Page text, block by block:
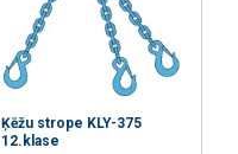
Ķēžu strope KLY-375
12.klase